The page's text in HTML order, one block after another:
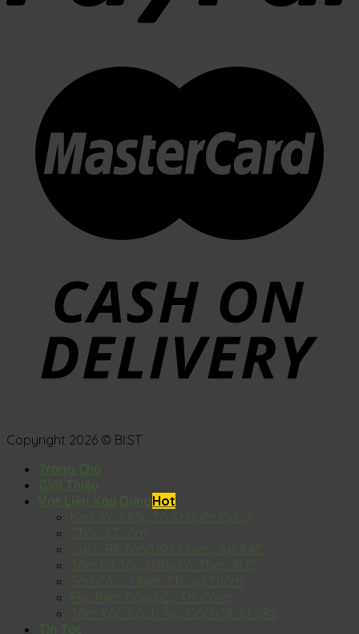
Copyright 2026 © BI:ST
Trang Chủ
Giới Thiệu
Vật Liệu Xây Dựng
Keo, Vữa Xây Tô Chuyên Dụng
Gạch Bê Tông Khí Chưng Áp AAC
Tấm Bê Tông Nhẹ Lõi Thép ALC
Tấm Xốp Cách Âm, Cách Nhiệt XPS